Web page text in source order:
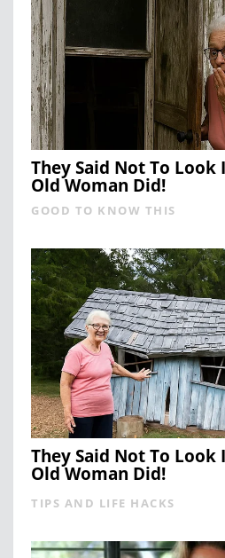
They Said Not To Look
Old Woman Did!
GOOD TO KNOW THIS
They Said Not To Look
Old Woman Did!
TIPS AND LIFE HACKS